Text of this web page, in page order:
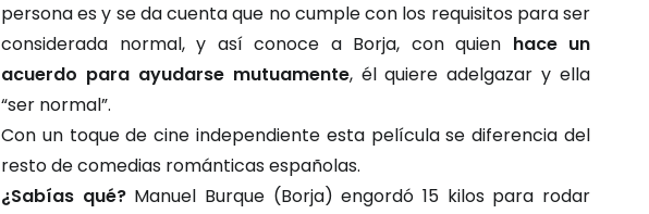
persona es y se da cuenta que no cumple con los requisitos para ser
considerada normal, y así conoce a Borja, con quien hace un
acuerdo para ayudarse mutuamente, él quiere adelgazar y ella
“ser normal”.
Con un toque de cine independiente esta película se diferencia del
resto de comedias románticas españolas.
¿Sabías qué?Manuel Burque (Borja) engordó 15 kilos para rodar